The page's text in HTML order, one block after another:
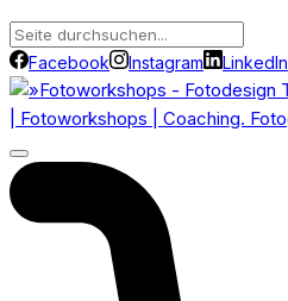
Facebook Instagram LinkedIn